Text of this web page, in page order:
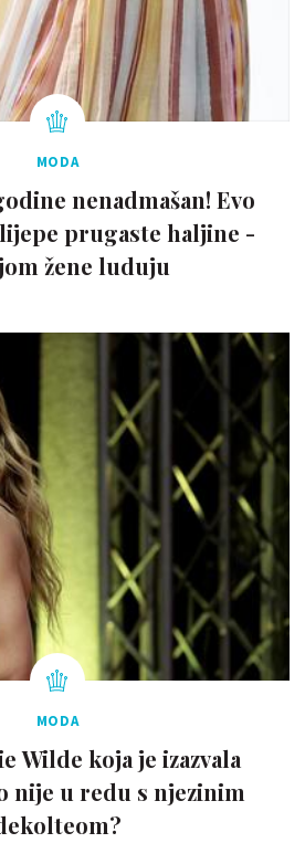
MODA
nenadmašan! Evo
prugaste haljine -
žene luduju
MODA
Wilde koja je izazvala
nije u redu s njezinim